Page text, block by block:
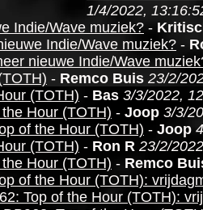
1/4/2022,
Indie/Wave muziek? -
Indie/Wave muziek? -
nieuwe Indie/Wave
- Remco Buis 23/2/
(TOTH) - Bas 3/3/2022,
Hour (TOTH) - Joop 3/3/
of the Hour (TOTH) - Joop
(TOTH) - Ron R 23/2/
Hour (TOTH) - Remco
of the Hour (TOTH):
Top of the Hour (TOTH):